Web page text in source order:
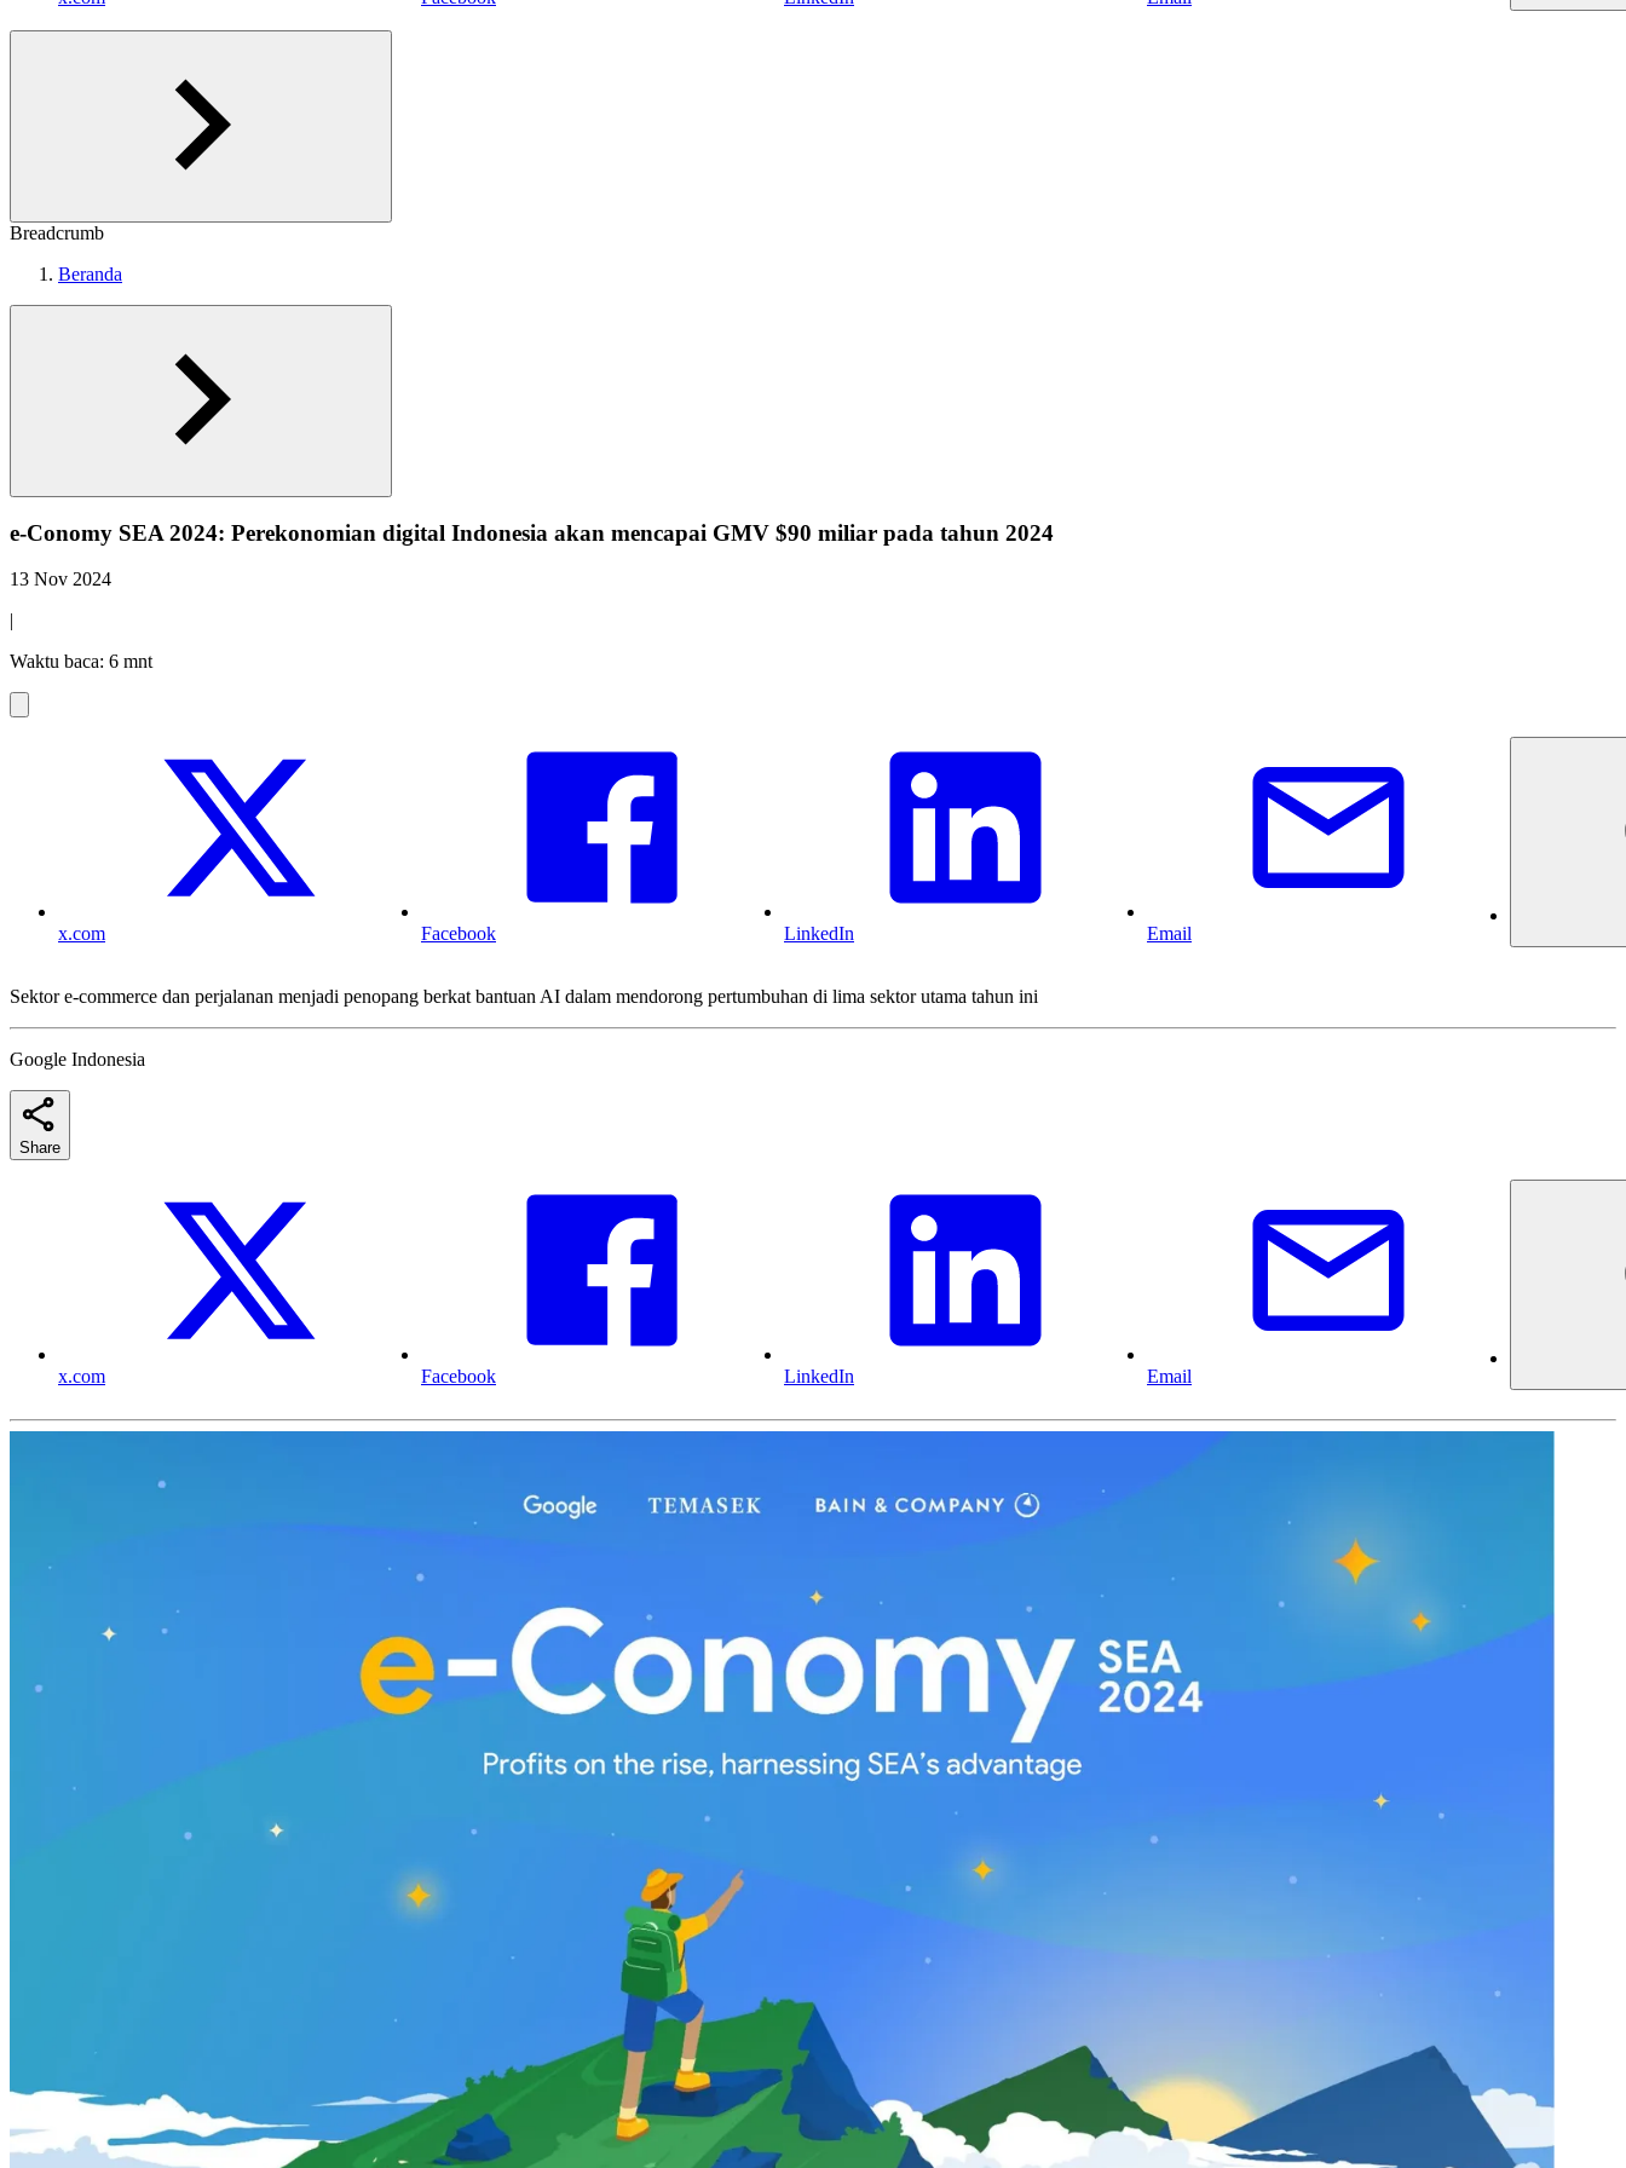
Breadcrumb
Beranda
e-Conomy SEA 2024: Perekonomian digital Indonesia akan mencapai GMV $90 miliar pada tahun 2024
13 Nov 2024
|
Waktu baca: 6 mnt
x.com Facebook LinkedIn Email
Sektor e-commerce dan perjalanan menjadi penopang berkat bantuan AI dalam mendorong pertumbuhan di lima sektor utama tahun ini
Google Indonesia
Share
x.com Facebook LinkedIn Email